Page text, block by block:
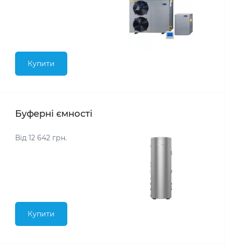
Купити
Буферні ємності
Від 12 642 грн.
Купити